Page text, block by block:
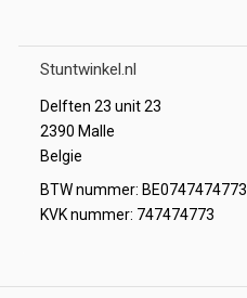
Stuntwinkel.nl
Delften 23 unit 23
2390 Malle
Belgie
BTW nummer: BE0747474773
KVK nummer: 747474773